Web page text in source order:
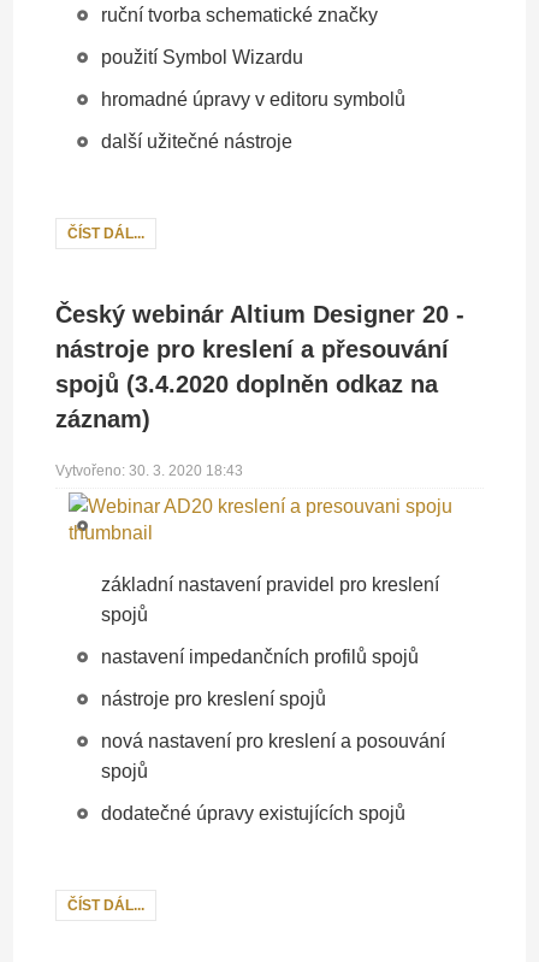
ruční tvorba schematické značky
použití Symbol Wizardu
hromadné úpravy v editoru symbolů
další užitečné nástroje
ČÍST DÁL...
Český webinár Altium Designer 20 -
nástroje pro kreslení a přesouvání
spojů (3.4.2020 doplněn odkaz na
záznam)
Vytvořeno: 30. 3. 2020 18:43
základní nastavení pravidel pro kreslení
spojů
nastavení impedančních profilů spojů
nástroje pro kreslení spojů
nová nastavení pro kreslení a posouvání
spojů
dodatečné úpravy existujících spojů
ČÍST DÁL...